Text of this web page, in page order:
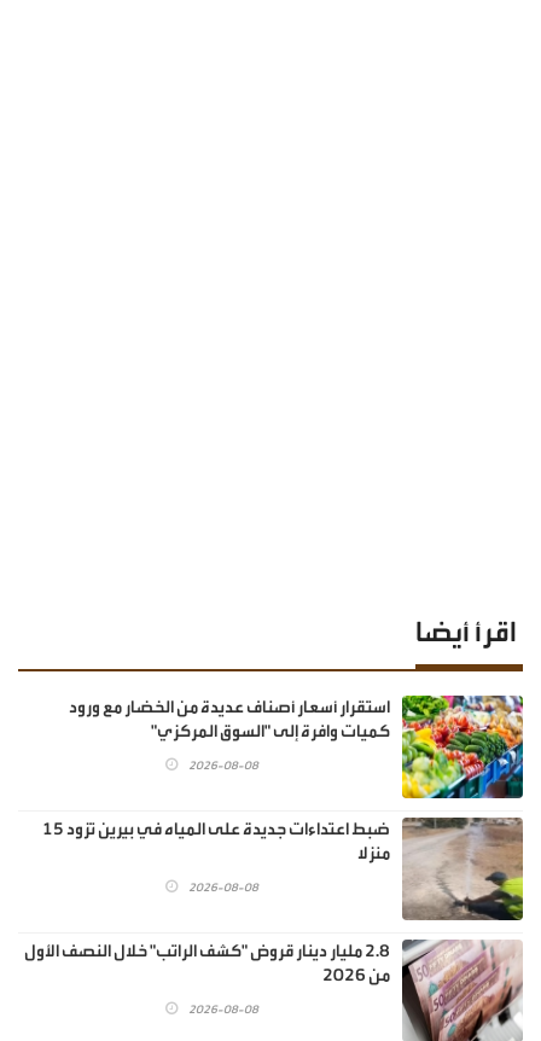
اقرأ أيضا
استقرار أسعار أصناف عديدة من الخضار مع ورود
كميات وافرة إلى "السوق المركزي"
2026-08-08
ضبط اعتداءات جديدة على المياه في بيرين تزود 15
منزلا
2026-08-08
2.8 مليار دينار قروض "كشف الراتب" خلال النصف الأول
من 2026
2026-08-08